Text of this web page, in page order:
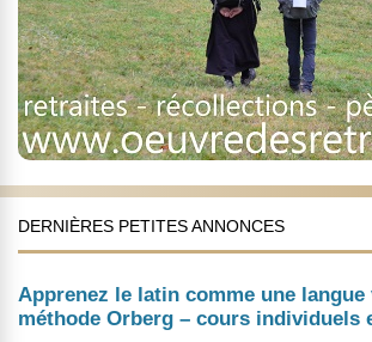
DERNIÈRES PETITES ANNONCES
Apprenez le latin comme une langue
méthode Orberg – cours individuels